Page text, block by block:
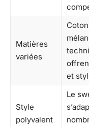
Matières
variées
et
Style
polyvalent
Le